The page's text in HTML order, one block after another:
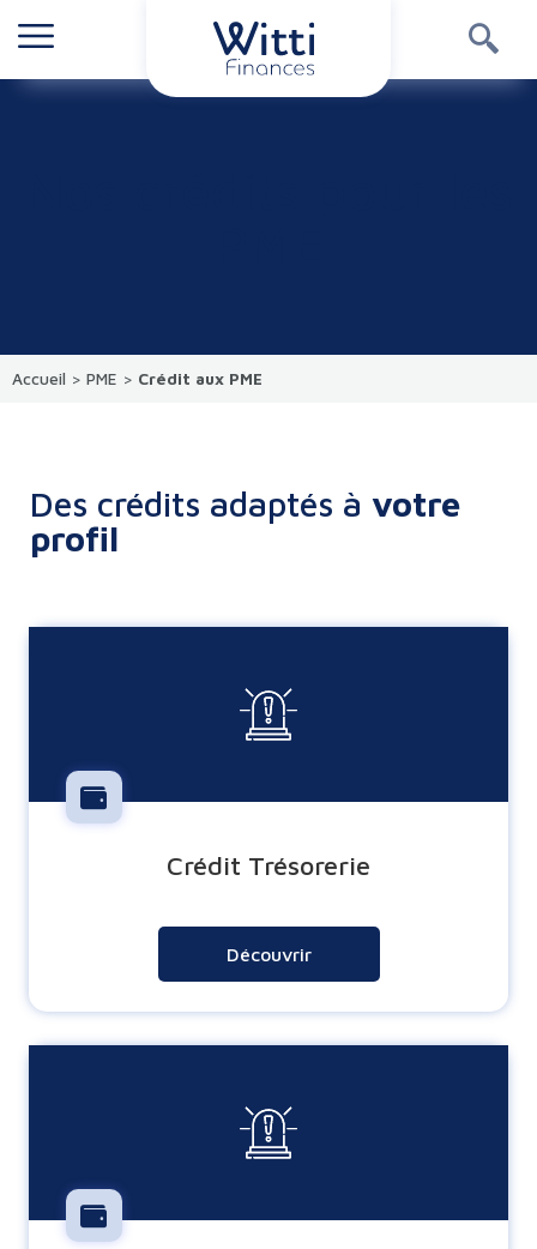
Accueil > PME > Crédit aux PME
Des crédits adaptés à votre
profil
Crédit Trésorerie
Découvrir